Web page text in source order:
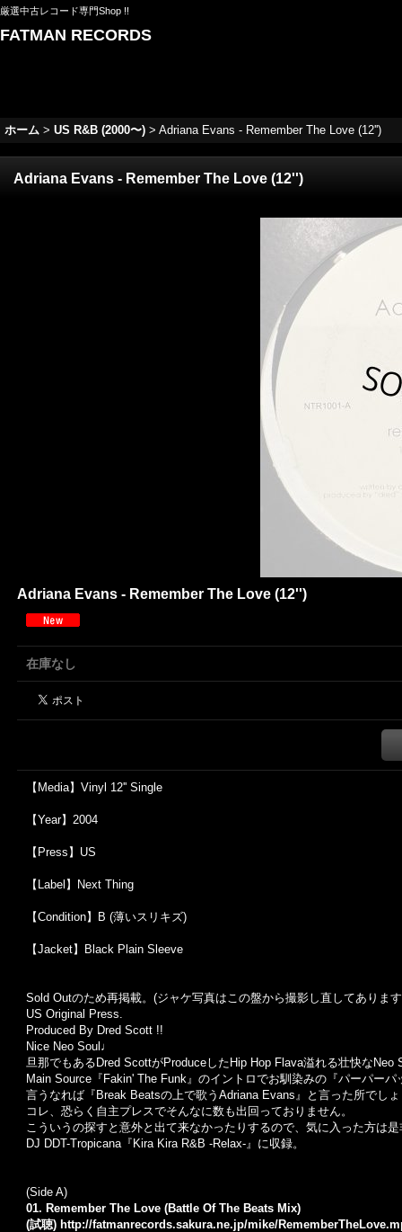
厳選中古レコード専門Shop !!
FATMAN RECORDS
ホーム > US R&B (2000〜) > Adriana Evans - Remember The Love (12'')
Adriana Evans - Remember The Love (12'')
Adriana Evans - Remember The Love (12'')
在庫なし
【Media】Vinyl 12'' Single
【Year】2004
【Press】US
【Label】Next Thing
【Condition】B (薄いスリキズ)
【Jacket】Black Plain Sleeve
Sold Outのため再掲載。(ジャケ写真はこの盤から撮影し直してありま
US Original Press.
Produced By Dred Scott !!
Nice Neo Soul♩
旦那でもあるDred ScottがProduceしたHip Hop Flava溢れる壮快なNeo
Main Source『Fakin' The Funk』のイントロでお馴染みの『パーパー
言うなれば『Break Beatsの上で歌うAdriana Evans』と言った所でし
コレ、恐らく自主プレスでそんなに数も出回っておりません。
こういうの探すと意外と出て来なかったりするので、気に入った方は
DJ DDT-Tropicana『Kira Kira R&B -Relax-』に収録。
(Side A)
01. Remember The Love (Battle Of The Beats Mix)
(試聴) http://fatmanrecords.sakura.ne.jp/mike/